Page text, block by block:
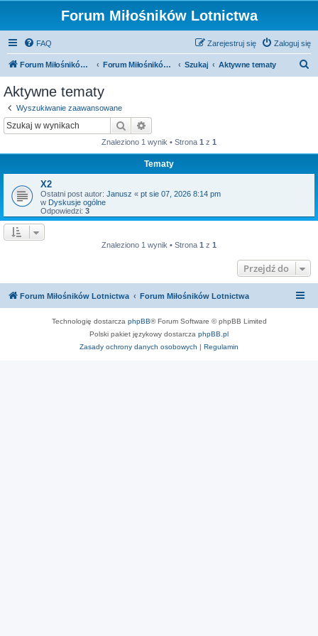
Forum Miłośników Lotnictwa
FAQ Zaloguj się
Zarejestruj się
Forum Miłośników Lotnictwa Forum Miłośników Lotnictwa Szukaj Aktywne tematy
Aktywne tematy
Wyszukiwanie zaawansowane
Szukaj
Znaleziono 1 wynik • Strona 1 z 1
Tematy
X2
Ostatni post autor: Janusz « pt sie 07, 2026 8:14 pm
w Dyskusje ogólne
Odpowiedzi: 3
Znaleziono 1 wynik • Strona 1 z 1
Przejdź do
Forum Miłośników Lotnictwa Forum Miłośników Lotnictwa
Technologię dostarcza phpBB® Forum Software © phpBB Limited
Polski pakiet językowy dostarcza phpBB.pl
Zasady ochrony danych osobowych | Regulamin